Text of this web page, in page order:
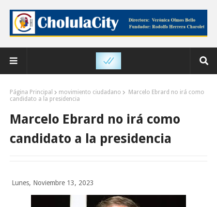
Página Principal movimiento ciudadano
Marcelo Ebrard no irá como
candidato a la presidencia
Marcelo Ebrard no irá como
candidato a la presidencia
Lunes, Noviembre 13, 2023